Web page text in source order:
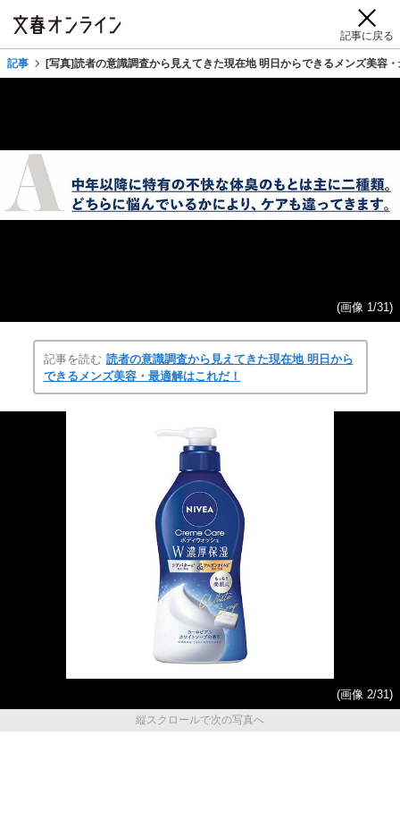
記事に戻る
記事 [写真]読者の意識調査から見えてきた現在地 明日からできるメンズ美容
(画像 1/31)
記事を読む 読者の意識調査から見えてきた現在地 明日から
できるメンズ美容・最適解はこれだ！
(画像 2/31)
縦スクロールで次の写真へ